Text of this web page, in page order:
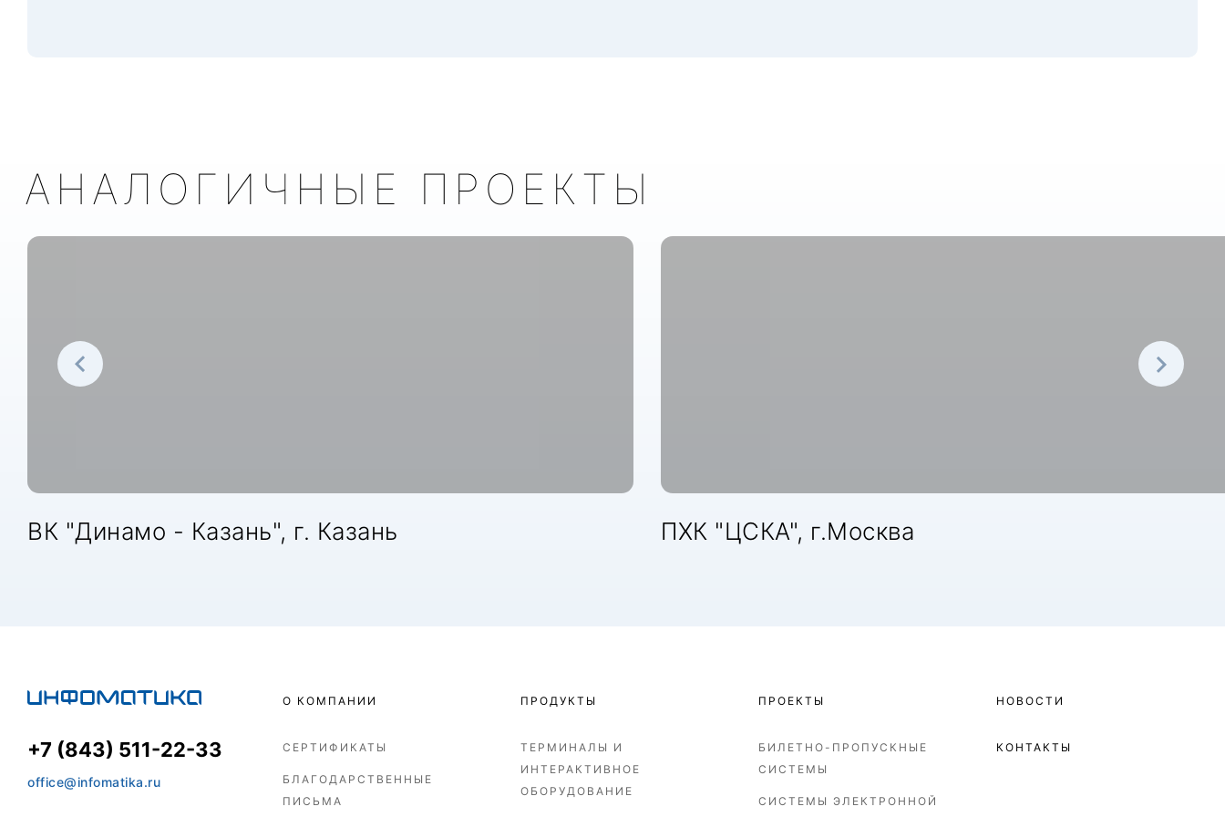
АНАЛОГИЧНЫЕ ПРОЕКТЫ
ВК "Динамо - Казань", г. Казань ПХК "ЦСКА", г.Москва
+7 (843) 511-22-33
office@infomatika.ru
О КОМПАНИИ
СЕРТИФИКАТЫ
БЛАГОДАРСТВЕННЫЕ
ПИСЬМА
ПРОДУКТЫ
ТЕРМИНАЛЫ И
ИНТЕРАКТИВНОЕ
ОБОРУДОВАНИЕ
ПРОЕКТЫ
БИЛЕТНО-ПРОПУСКНЫЕ
СИСТЕМЫ
СИСТЕМЫ ЭЛЕКТРОННОЙ
НОВОСТИ
КОНТАКТЫ